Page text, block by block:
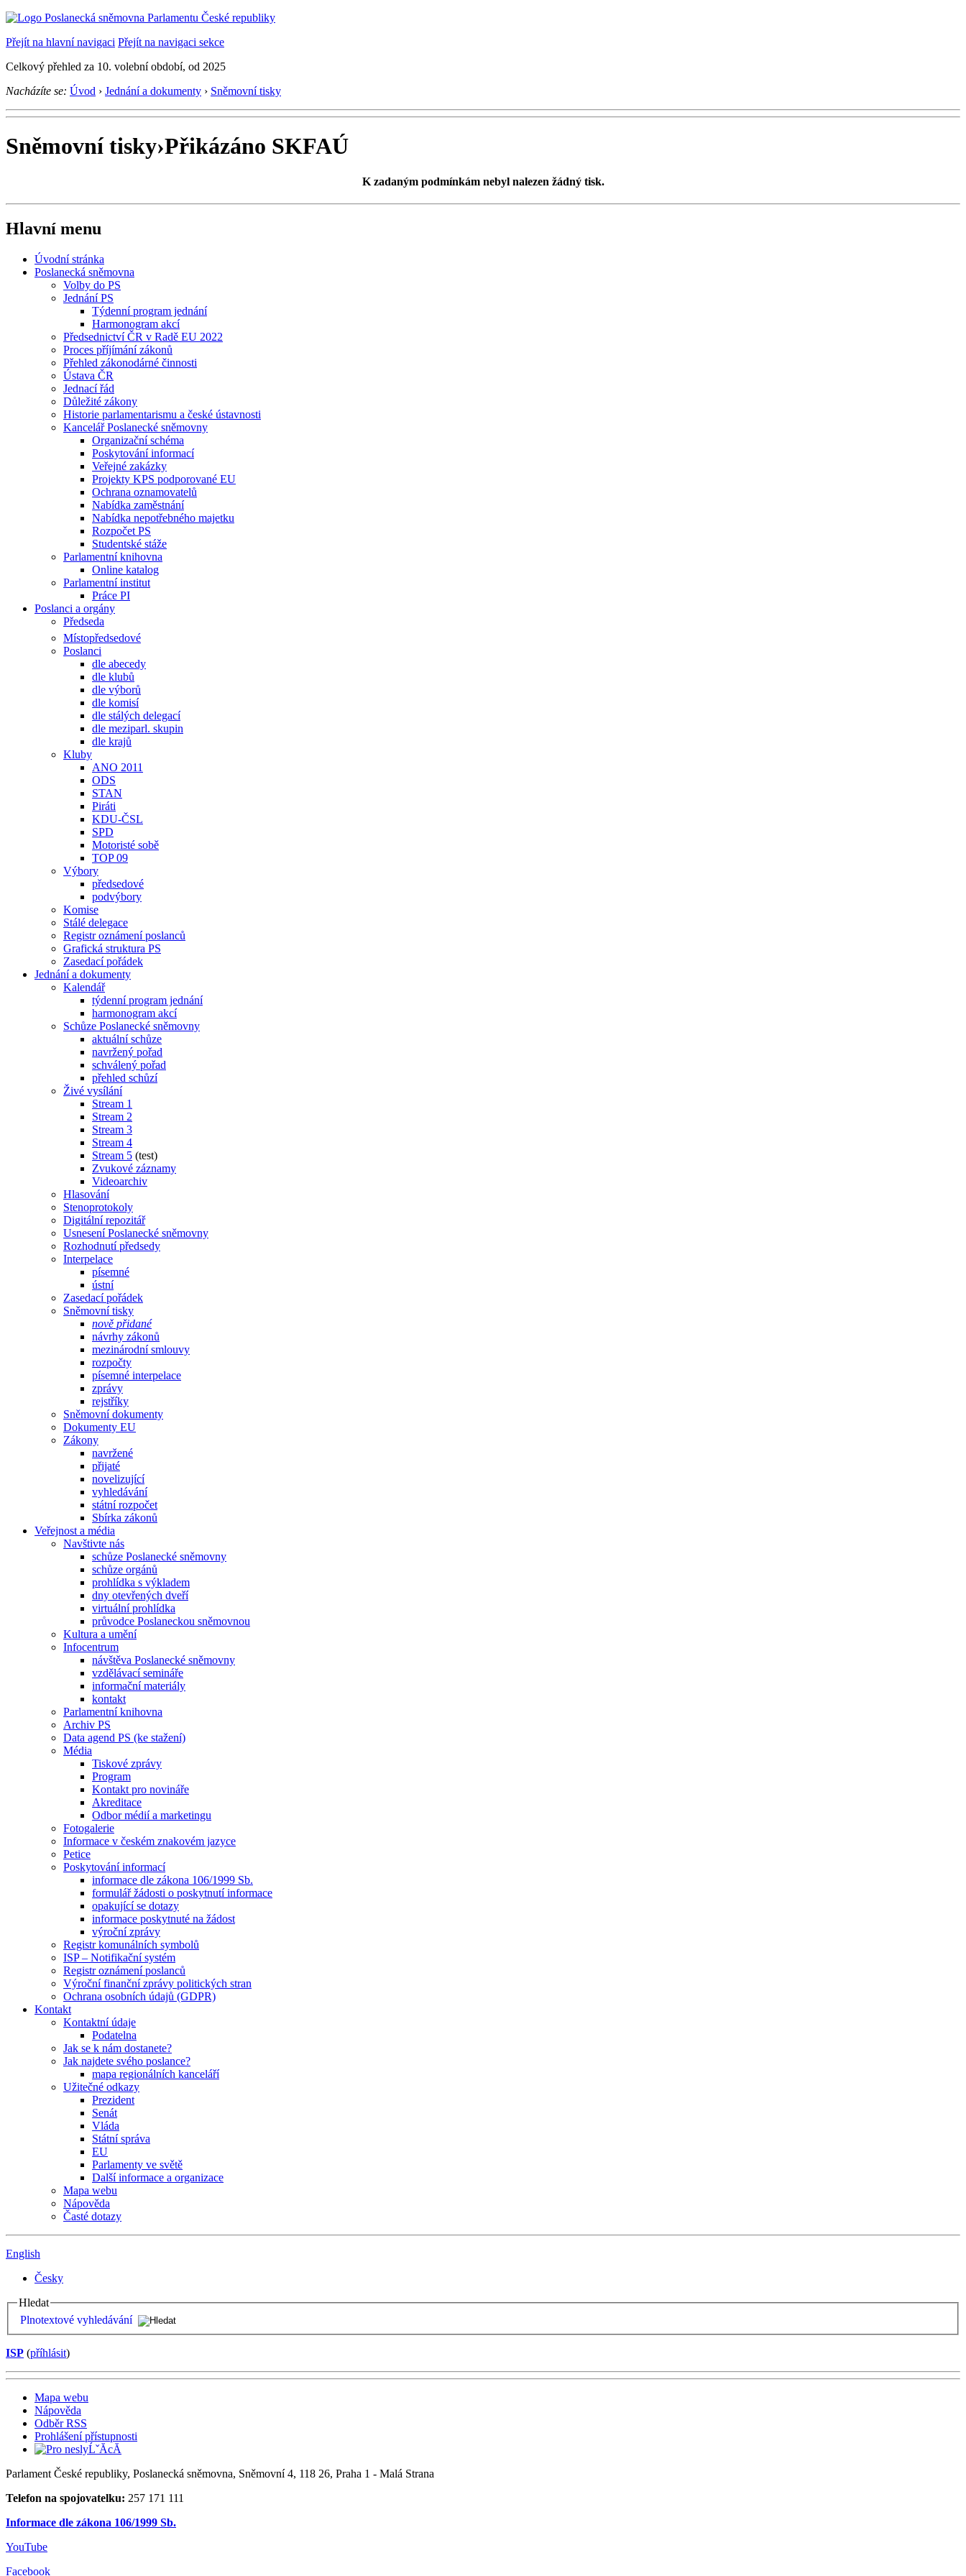
Přejít na hlavní navigaci Přejít na navigaci sekce
Celkový přehled za 10. volební období, od 2025
Nacházíte se: Úvod › Jednání a dokumenty › Sněmovní tisky
Sněmovní tisky›Přikázáno SKFAÚ
K zadaným podmínkám nebyl nalezen žádný tisk.
Hlavní menu
Úvodní stránka
Poslanecká sněmovna
Volby do PS
Jednání PS
Týdenní program jednání
Harmonogram akcí
Předsednictví ČR v Radě EU 2022
Proces příjímání zákonů
Přehled zákonodárné činnosti
Ústava ČR
Jednací řád
Důležité zákony
Historie parlamentarismu a české ústavnosti
Kancelář Poslanecké sněmovny
Organizační schéma
Poskytování informací
Veřejné zakázky
Projekty KPS podporované EU
Ochrana oznamovatelů
Nabídka zaměstnání
Nabídka nepotřebného majetku
Rozpočet PS
Studentské stáže
Parlamentní knihovna
Online katalog
Parlamentní institut
Práce PI
Poslanci a orgány
Předseda
Místopředsedové
Poslanci
dle abecedy
dle klubů
dle výborů
dle komisí
dle stálých delegací
dle meziparl. skupin
dle krajů
Kluby
ANO 2011
ODS
STAN
Piráti
KDU-ČSL
SPD
Motoristé sobě
TOP 09
Výbory
předsedové
podvýbory
Komise
Stálé delegace
Registr oznámení poslanců
Grafická struktura PS
Zasedací pořádek
Jednání a dokumenty
Kalendář
týdenní program jednání
harmonogram akcí
Schůze Poslanecké sněmovny
aktuální schůze
navržený pořad
schválený pořad
přehled schůzí
Živé vysílání
Stream 1
Stream 2
Stream 3
Stream 4
Stream 5 (test)
Zvukové záznamy
Videoarchiv
Hlasování
Stenoprotokoly
Digitální repozitář
Usnesení Poslanecké sněmovny
Rozhodnutí předsedy
Interpelace
písemné
ústní
Zasedací pořádek
Sněmovní tisky
nově přidané
návrhy zákonů
mezinárodní smlouvy
rozpočty
písemné interpelace
zprávy
rejstříky
Sněmovní dokumenty
Dokumenty EU
Zákony
navržené
přijaté
novelizující
vyhledávání
státní rozpočet
Sbírka zákonů
Veřejnost a média
Navštivte nás
schůze Poslanecké sněmovny
schůze orgánů
prohlídka s výkladem
dny otevřených dveří
virtuální prohlídka
průvodce Poslaneckou sněmovnou
Kultura a umění
Infocentrum
návštěva Poslanecké sněmovny
vzdělávací semináře
informační materiály
kontakt
Parlamentní knihovna
Archiv PS
Data agend PS (ke stažení)
Média
Tiskové zprávy
Program
Kontakt pro novináře
Akreditace
Odbor médií a marketingu
Fotogalerie
Informace v českém znakovém jazyce
Petice
Poskytování informací
informace dle zákona 106/1999 Sb.
formulář žádosti o poskytnutí informace
opakující se dotazy
informace poskytnuté na žádost
výroční zprávy
Registr komunálních symbolů
ISP – Notifikační systém
Registr oznámení poslanců
Výroční finanční zprávy politických stran
Ochrana osobních údajů (GDPR)
Kontakt
Kontaktní údaje
Podatelna
Jak se k nám dostanete?
Jak najdete svého poslance?
mapa regionálních kanceláří
Užitečné odkazy
Prezident
Senát
Vláda
Státní správa
EU
Parlamenty ve světě
Další informace a organizace
Mapa webu
Nápověda
Časté dotazy
English
Česky
Hledat
Plnotextové vyhledávání
ISP (příhlásit)
Mapa webu
Nápověda
Odběr RSS
Prohlášení přístupnosti
Parlament České republiky, Poslanecká sněmovna, Sněmovní 4, 118 26, Praha 1 - Malá Strana
Telefon na spojovatelku: 257 171 111
Informace dle zákona 106/1999 Sb.
YouTube
Facebook